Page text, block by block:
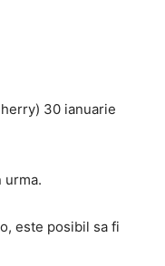
30 ianuarie
urma.
este posibil sa fi